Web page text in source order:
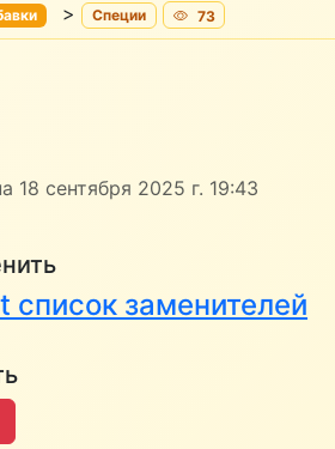
> Специи 73
18 сентября 2025 г. 19:43
список заменителей